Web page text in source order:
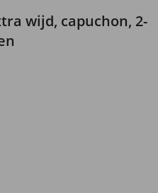
wijd, capuchon, 2-